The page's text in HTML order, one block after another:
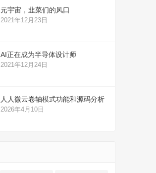
元宇宙，韭菜们的风口
2021年12月23日
AI正在成为半导体设计师
2021年12月24日
人人微云卷轴模式功能和源码分析
2026年4月10日